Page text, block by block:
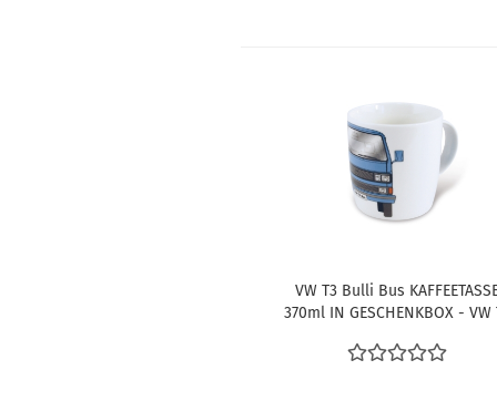
VW T3 Bulli Bus
370ml IN GESCHENKBOX - VW
GESCHENKBOX - BLAU